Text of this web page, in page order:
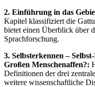
2. Einführung in das
Kapitel klassifiziert die
bietet einen Überblick über
Sprachforschung.
3. Selbsterkennen –
Großen Menschenaffen?:
Definitionen der drei
weitere wissenschaftliche